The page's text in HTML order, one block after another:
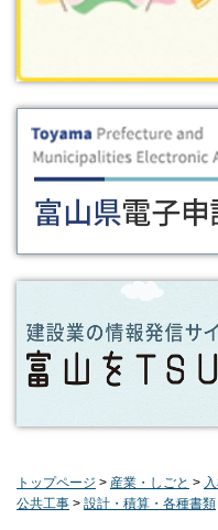
トップページ > 産業・しごと >
公共工事 > 設計・積算・各種書類